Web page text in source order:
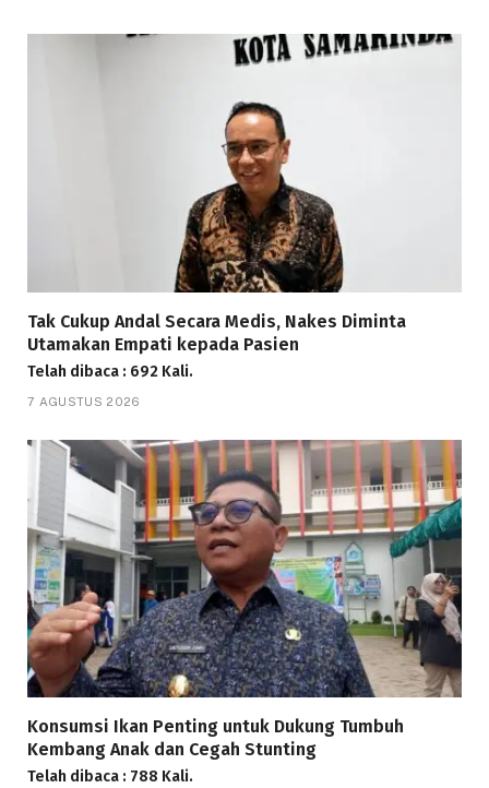
Tak Cukup Andal Secara Medis, Nakes Diminta
Utamakan Empati kepada Pasien
Telah dibaca : 692 Kali.
7 AGUSTUS 2026
Konsumsi Ikan Penting untuk Dukung Tumbuh
Kembang Anak dan Cegah Stunting
Telah dibaca : 788 Kali.